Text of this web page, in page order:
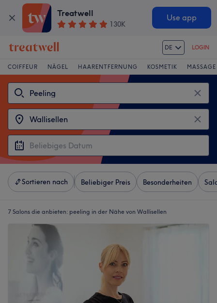
Treatwell
130K
Use app
DE LOGIN
COIFFEUR NÄGEL HAARENTFERNUNG KOSMETIK MASSAGE
Sortieren nach Beliebiger Preis Besonderheiten
7 Salons die anbieten: peeling in der Nähe von Wallisellen